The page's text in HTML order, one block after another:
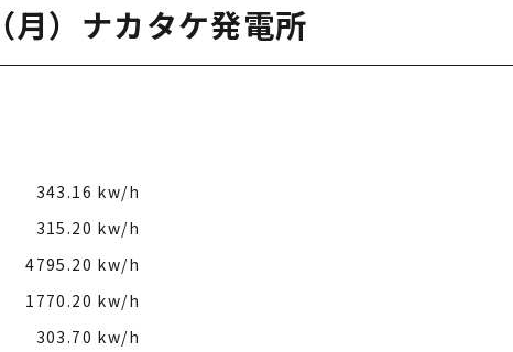
）ナカタケ発電所
343.16 kw/h
315.20 kw/h
4795.20 kw/h
1770.20 kw/h
303.70 kw/h